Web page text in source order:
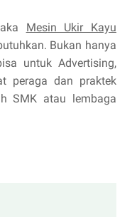
Mesin Ukir Kayu
Bukan hanya
untuk Advertising,
peraga dan praktek
SMK atau lembaga